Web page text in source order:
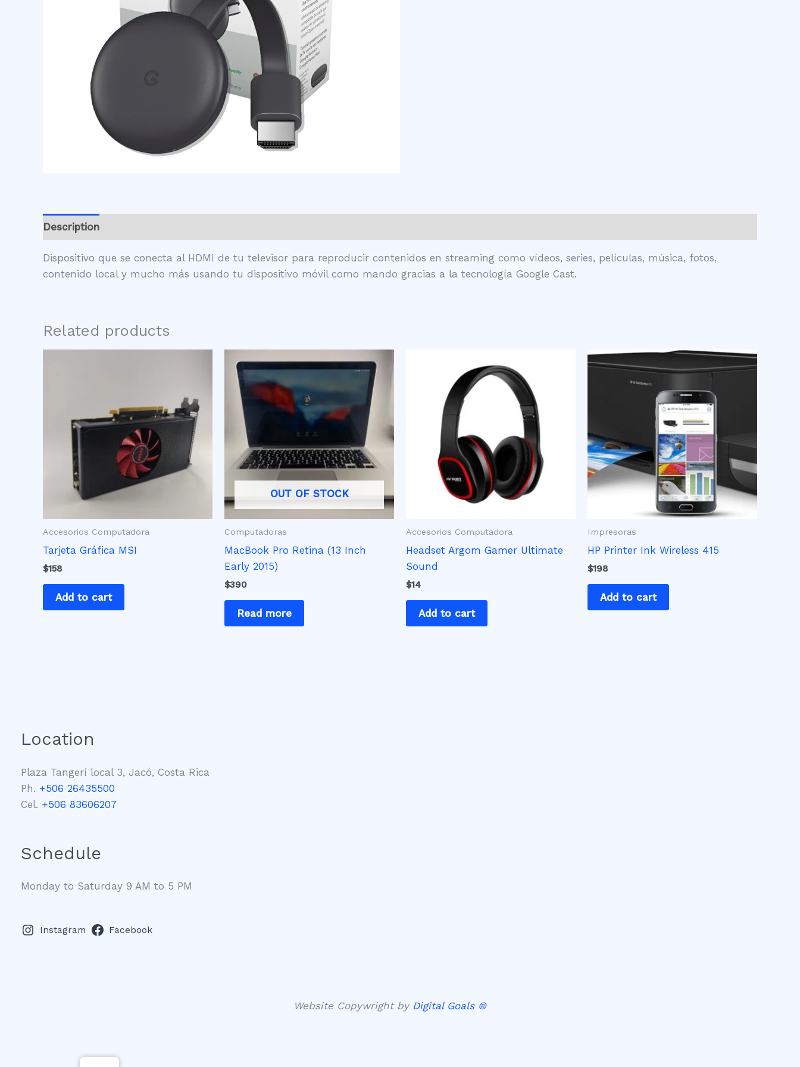
Description
Dispositivo que se conecta al HDMI de tu televisor para reproducir contenidos en streaming como vídeos, series, películas, música, fotos,
contenido local y mucho más usando tu dispositivo móvil como mando gracias a la tecnología Google Cast.
Related products
Accesorios Computadora
Tarjeta Gráfica MSI
$158
Add to cart
OUT OF STOCK
Computadoras
MacBook Pro Retina (13 Inch
Early 2015)
$390
Read more
Accesorios Computadora
Headset Argom Gamer Ultimate
Sound
$14
Add to cart
Impresoras
HP Printer Ink Wireless 415
$198
Add to cart
Location
Plaza Tangerí local 3, Jacó, Costa Rica
Ph. +506 26435500
Cel. +506 83606207
Schedule
Monday to Saturday 9 AM to 5 PM
Instagram Facebook
Website Copywright by Digital Goals ®